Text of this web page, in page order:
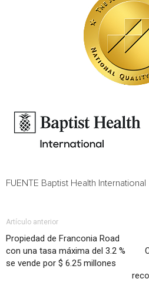
FUENTE Baptist Health International
Artículo anterior
Propiedad de Franconia Road
con una tasa máxima del 3.2 %
se vende por $ 6.25 millones